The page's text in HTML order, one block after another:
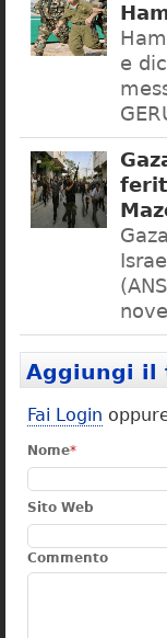
e
Aggiungi il
Fai Login
Nome*
Sito Web
Commento